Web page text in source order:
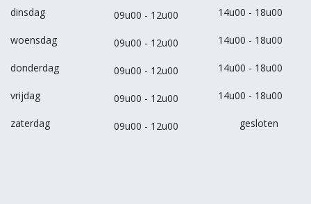
dinsdag
woensdag
donderdag
vrijdag
zaterdag
09u00 - 12u00
09u00 - 12u00
09u00 - 12u00
09u00 - 12u00
09u00 - 12u00
14u00 - 18u00
14u00 - 18u00
14u00 - 18u00
14u00 - 18u00
gesloten